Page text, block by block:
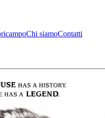
Chi siamoContatti